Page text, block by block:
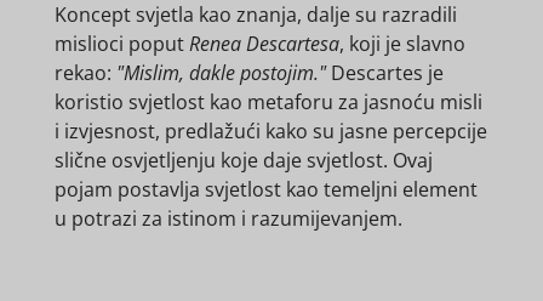
Koncept svjetla kao znanja, dalje su razradili
mislioci poputRenea Descartesa, koji je slavno
rekao: "Mislim, dakle postojim."Descartes je
koristio svjetlost kao metaforu za jasnoću misli
i izvjesnost, predlažući kako su jasne percepcije
slične osvjetljenju koje daje svjetlost. Ovaj
pojam postavlja svjetlost kao temeljni element
u potrazi za istinom i razumijevanjem.